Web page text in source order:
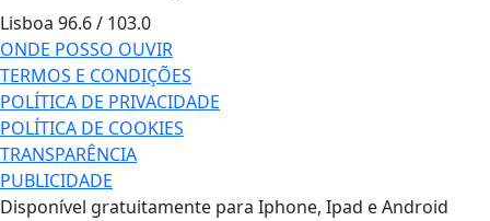
Lisboa 96.6 / 103.0
ONDE POSSO OUVIR
TERMOS E CONDIÇÕES
POLÍTICA DE PRIVACIDADE
POLÍTICA DE COOKIES
TRANSPARÊNCIA
PUBLICIDADE
Disponível gratuitamente para Iphone, Ipad e Android